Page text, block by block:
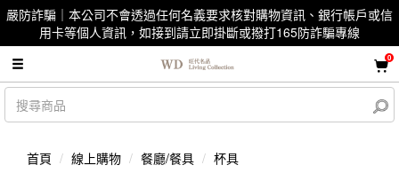
嚴防詐騙｜本公司不會透過任何名義要求核對購物資訊、銀行帳戶或信
用卡等個人資訊，如接到請立即掛斷或撥打165防詐騙專線
0
首頁 線上購物 餐廳/餐具 杯具